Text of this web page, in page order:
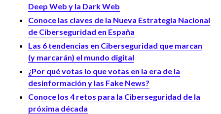
Deep Web y la Dark Web
Conoce las claves de la Nueva Estrategia Nacional
de Ciberseguridad en España
Las 6 tendencias en Ciberseguridad que marcan
(y marcarán) el mundo digital
¿Por qué votas lo que votas en la era de la
desinformación y las Fake News?
Conoce los 4 retos para la Ciberseguridad de la
próxima década